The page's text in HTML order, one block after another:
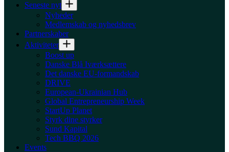
Seneste nyt
Nyheder
Medlemskab og nyhedsbrev
Partnerskaber
Aktiviteter
Boost up
Danske Blå Iværksættere
Det danske EU-formandskab
DRIVE
European-Ukrainian Hub
Global Entrepreneurship Week
StartUp Planet
Styrk dine styrker
Sund Kapital
Tech BBQ 2026
Events